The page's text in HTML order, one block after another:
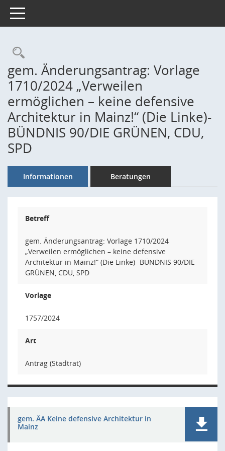
Toggle navigation
Rechercheauswahl
gem. Änderungsantrag: Vorlage
1710/2024 „Verweilen
ermöglichen – keine defensive
Architektur in Mainz!“ (Die Linke)-
BÜNDNIS 90/DIE GRÜNEN, CDU,
SPD
Informationen Beratungen
Betreff
gem. Änderungsantrag: Vorlage 1710/2024
„Verweilen ermöglichen – keine defensive
Architektur in Mainz!“ (Die Linke)- BÜNDNIS 90/DIE
GRÜNEN, CDU, SPD
Vorlage
1757/2024
Art
Antrag (Stadtrat)
gem. ÄA Keine defensive Architektur in
Mainz